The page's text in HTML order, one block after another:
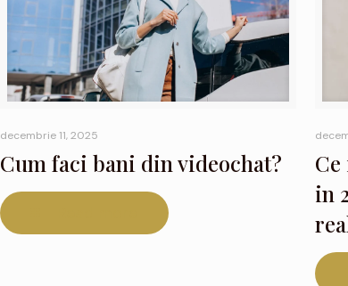
decembrie 11, 2025
Cum faci bani din videochat?
in